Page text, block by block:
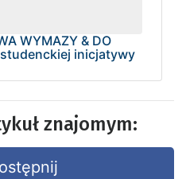
WYMAZY & DO
inicjatywy
znajomym: